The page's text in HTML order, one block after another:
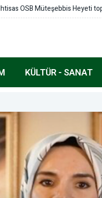
İhtisas OSB Müteşebbis Heyeti
KÜLTÜR - SANAT